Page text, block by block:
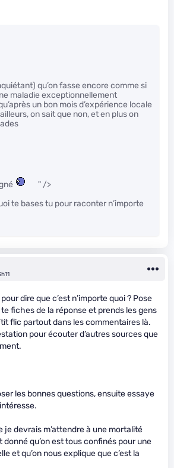
qu’on fasse encore comme si
maladie exceptionnellement
un bon mois d’expérience locale
on sait que non, et en plus on
" />
te bases tu pour raconter n’importe
dire que c’est n’importe quoi ? Pose
fiches de la réponse et prends les gens
flic partout dans les commentaires là.
pour écouter d’autres sources que
les bonnes questions, ensuite essaye
je devrais m’attendre à une mortalité
qu’on est tous confinés pour une
et qu’on nous explique que c’est la